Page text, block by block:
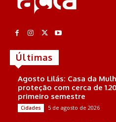
Últimas
Agosto Lilás: Casa da
proteção com cerca de
primeiro semestre
Cidades 5 de agosto de 2026